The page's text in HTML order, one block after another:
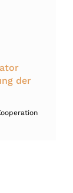
der